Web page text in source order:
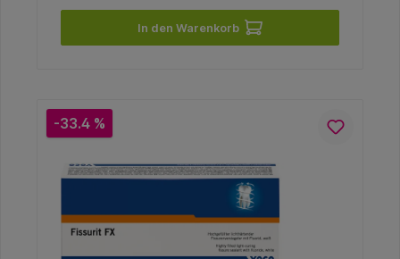
In den Warenkorb
-33.4 %